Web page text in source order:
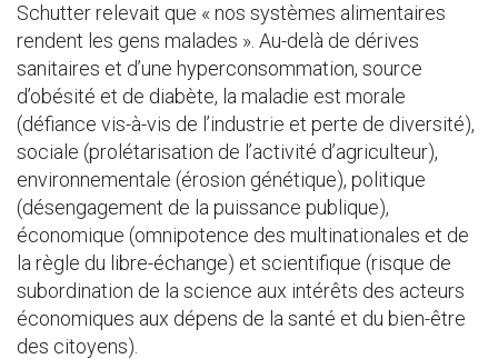
Schutter relevait que « nos systèmes alimentaires
rendent les gens malades ». Au-delà de dérives
sanitaires et d’une hyperconsommation, source
d’obésité et de diabète, la maladie est morale
(défiance vis-à-vis de l’industrie et perte de diversité),
sociale (prolétarisation de l’activité d’agriculteur),
environnementale (érosion génétique), politique
(désengagement de la puissance publique),
économique (omnipotence des multinationales et de
la règle du libre-échange) et scientifique (risque de
subordination de la science aux intérêts des acteurs
économiques aux dépens de la santé et du bien-être
des citoyens).